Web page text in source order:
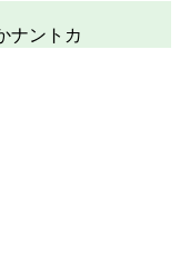
ナントカ